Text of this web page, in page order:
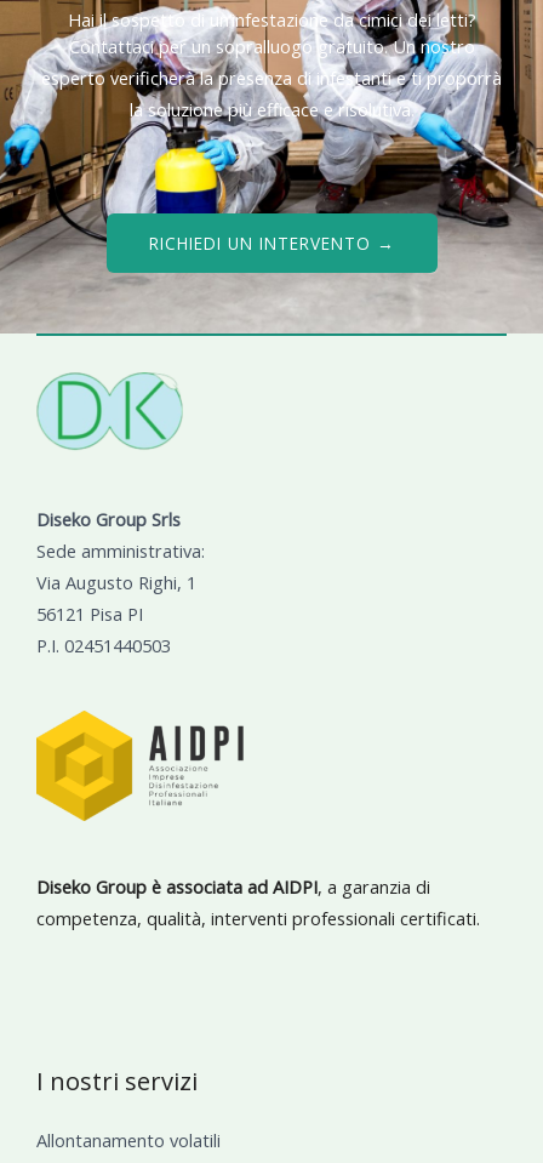
Hai il sospetto di un’infestazione da cimici dei letti?
Contattaci per un sopralluogo gratuito. Un nostro
esperto verificherà la presenza di infestanti e ti proporrà
la soluzione più efficace e risolutiva.
RICHIEDI UN INTERVENTO →
Diseko Group Srls
Sede amministrativa:
Via Augusto Righi, 1
56121 Pisa PI
P.I. 02451440503
Diseko Group è associata ad AIDPI, a garanzia di
competenza, qualità, interventi professionali certificati.
I nostri servizi
Allontanamento volatili